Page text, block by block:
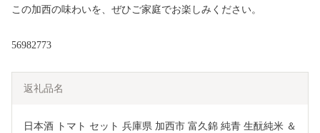
この加西の味わいを、ぜひご家庭でお楽しみください。
56982773
返礼品名
日本酒 トマト セット 兵庫県 加西市 富久錦 純青 生酛純米 ＆